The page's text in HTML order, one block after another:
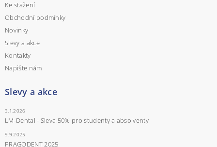
Ke stažení
Obchodní podmínky
Novinky
Slevy a akce
Kontakty
Napište nám
Slevy a akce
3.1.2026
LM-Dental - Sleva 50% pro studenty a absolventy
9.9.2025
PRAGODENT 2025